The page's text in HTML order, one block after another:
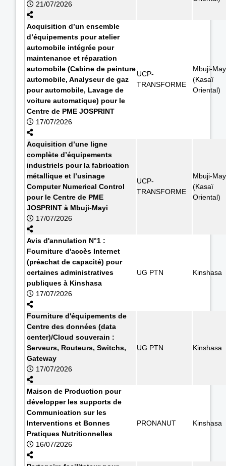
21/07/2026
Acquisition d’un ensemble
d’équipements pour atelier
automobile intégrée pour
maintenance et réparation
automobile (Cabine de peinture
automobile, Analyseur de gaz
pour automobile, Lavage de
voiture automatique) pour le
Centre de PME JOSPRINT
17/07/2026
UCP-
TRANSFORME
Mbuji-
(Kasaï
Oriental)
Acquisition d’une ligne
complète d’équipements
industriels pour la fabrication
métallique et l’usinage
Computer Numerical Control
pour le Centre de PME
JOSPRINT à Mbuji-Mayi
17/07/2026
UCP-
TRANSFORME
Mbuji-
(Kasaï
Oriental)
Avis d'annulation N°1 :
Fourniture d'accès Internet
(préachat de capacité) pour
certaines administratives
publiques à Kinshasa
17/07/2026
UG PTN Kinshasa
Fourniture d'équipements de
Centre des données (data
center)/Cloud souverain :
Serveurs, Routeurs, Switchs,
Gateway
17/07/2026
UG PTN Kinshasa
Maison de Production pour
développer les supports de
Communication sur les
Interventions et Bonnes
Pratiques Nutritionnelles
16/07/2026
PRONANUT Kinshasa